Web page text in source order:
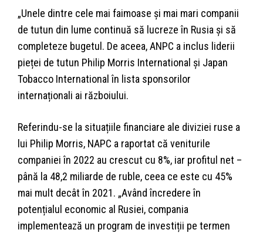
„Unele dintre cele mai faimoase și mai mari companii
de tutun din lume continuă să lucreze în Rusia și să
completeze bugetul. De aceea, ANPC a inclus liderii
pieței de tutun Philip Morris International și Japan
Tobacco International în lista sponsorilor
internaționali ai războiului.
Referindu-se la situațiile financiare ale diviziei ruse a
lui Philip Morris, NAPC a raportat că veniturile
companiei în 2022 au crescut cu 8%, iar profitul net –
până la 48,2 miliarde de ruble, ceea ce este cu 45%
mai mult decât în ​​2021. „Având încredere în
potențialul economic al Rusiei, compania
implementează un program de investiții pe termen